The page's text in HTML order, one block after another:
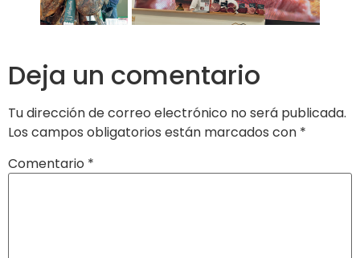
Deja un comentario
Tu dirección de correo electrónico no será publicada.
Los campos obligatorios están marcados con *
Comentario *